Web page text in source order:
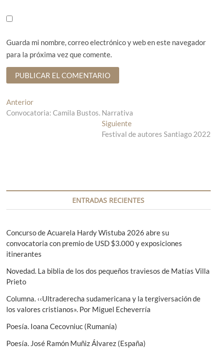
Guarda mi nombre, correo electrónico y web en este navegador
para la próxima vez que comente.
N
a
i
ó
n
d
e
n
t
r
Anterior
n
e
i
o
r
Convocatoria: Camila Bustos. Narrativa
SiguienteE
n
s
i
u
i
t
Festival de autores Santiago 2022
ENTRADAS RECIENTES
Concurso de Acuarela Hardy Wistuba 2026 abre su
convocatoria con premio de USD $3.000 y exposiciones
itinerantes
Novedad. La biblia de los dos pequeños traviesos de Matías Villa
Prieto
Columna. ‹‹Ultraderecha sudamericana y la tergiversación de
los valores cristianos». Por Miguel Echeverría
Poesía. Ioana Cecovniuc (Rumanía)
Poesía. José Ramón Muñiz Álvarez (España)